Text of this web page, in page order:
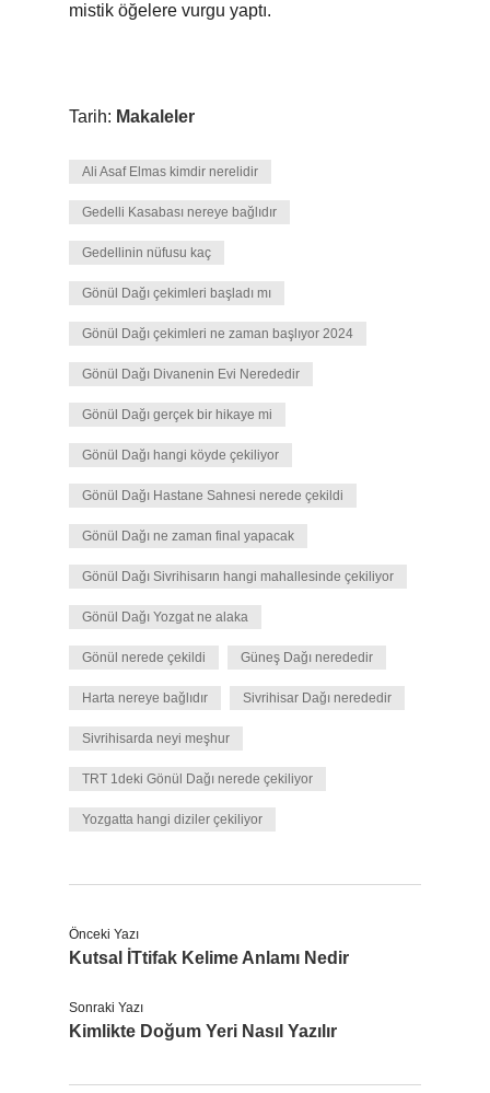
mistik öğelere vurgu yaptı.
Tarih: Makaleler
Ali Asaf Elmas kimdir nerelidir
Gedelli Kasabası nereye bağlıdır
Gedellinin nüfusu kaç
Gönül Dağı çekimleri başladı mı
Gönül Dağı çekimleri ne zaman başlıyor 2024
Gönül Dağı Divanenin Evi Nerededir
Gönül Dağı gerçek bir hikaye mi
Gönül Dağı hangi köyde çekiliyor
Gönül Dağı Hastane Sahnesi nerede çekildi
Gönül Dağı ne zaman final yapacak
Gönül Dağı Sivrihisarın hangi mahallesinde çekiliyor
Gönül Dağı Yozgat ne alaka
Gönül nerede çekildi Güneş Dağı nerededir
Harta nereye bağlıdır Sivrihisar Dağı nerededir
Sivrihisarda neyi meşhur
TRT 1deki Gönül Dağı nerede çekiliyor
Yozgatta hangi diziler çekiliyor
Önceki Yazı
Kutsal İTtifak Kelime Anlamı Nedir
Sonraki Yazı
Kimlikte Doğum Yeri Nasıl Yazılır